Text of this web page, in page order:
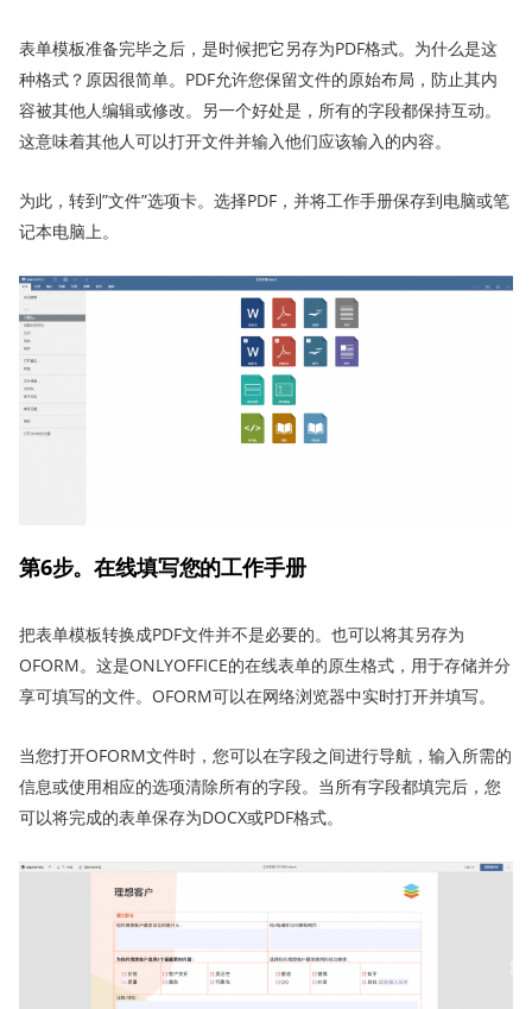
表单模板准备完毕之后，是时候把它另存为PDF格式。为什么是这
种格式？原因很简单。PDF允许您保留文件的原始布局，防止其内
容被其他人编辑或修改。另一个好处是，所有的字段都保持互动。
这意味着其他人可以打开文件并输入他们应该输入的内容。
为此，转到”文件”选项卡。选择PDF，并将工作手册保存到电脑或笔
记本电脑上。
第6步。在线填写您的工作手册
把表单模板转换成PDF文件并不是必要的。也可以将其另存为
OFORM。这是ONLYOFFICE的在线表单的原生格式，用于存储并分
享可填写的文件。OFORM可以在网络浏览器中实时打开并填写。
当您打开OFORM文件时，您可以在字段之间进行导航，输入所需的
信息或使用相应的选项清除所有的字段。当所有字段都填完后，您
可以将完成的表单保存为DOCX或PDF格式。